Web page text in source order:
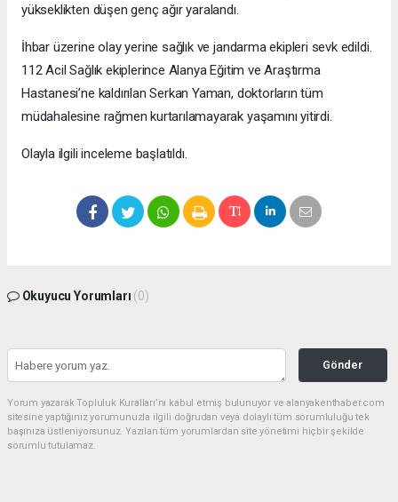
yükseklikten düşen genç ağır yaralandı.
İhbar üzerine olay yerine sağlık ve jandarma ekipleri sevk edildi.
112 Acil Sağlık ekiplerince Alanya Eğitim ve Araştırma
Hastanesi’ne kaldırılan Serkan Yaman, doktorların tüm
müdahalesine rağmen kurtarılamayarak yaşamını yitirdi.
Olayla ilgili inceleme başlatıldı.
Okuyucu Yorumları (0)
Gönder
Yorum yazarak Topluluk Kuralları’nı kabul etmiş bulunuyor ve alanyakenthaber.com
sitesine yaptığınız yorumunuzla ilgili doğrudan veya dolaylı tüm sorumluluğu tek
başınıza üstleniyorsunuz. Yazılan tüm yorumlardan site yönetimi hiçbir şekilde
sorumlu tutulamaz.